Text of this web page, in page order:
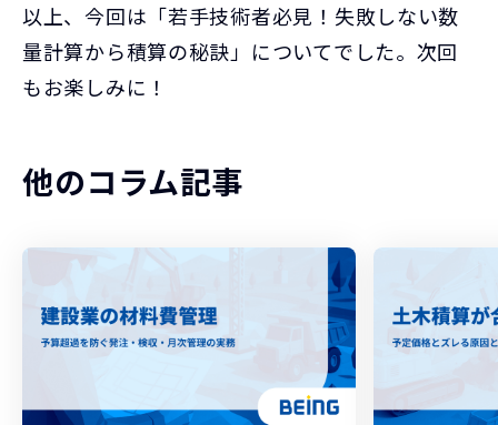
以上、今回は「若手技術者必見！失敗しない数
量計算から積算の秘訣」についてでした。次回
もお楽しみに！
他のコラム記事